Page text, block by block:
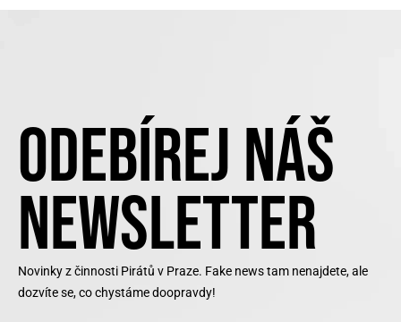
ODEBÍREJ NÁŠ
NEWSLETTER
Novinky z činnosti Pirátů v Praze. Fake news tam nenajdete, ale
dozvíte se, co chystáme doopravdy!